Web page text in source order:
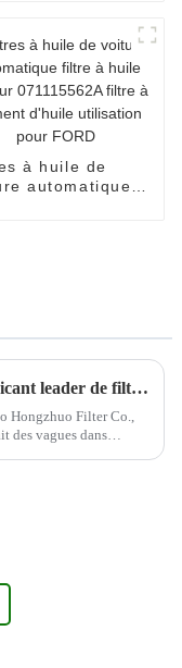
à huile de
automatique
Fabricant leader de filtres automobiles--Ningbo Hongzhuo
Hongzhuo Filter Co.,
des vagues dans